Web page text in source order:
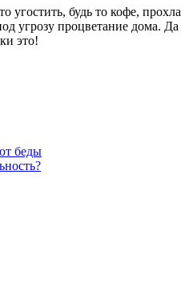
угостить, будь то кофе,
угрозу процветание дома.
это!
беды